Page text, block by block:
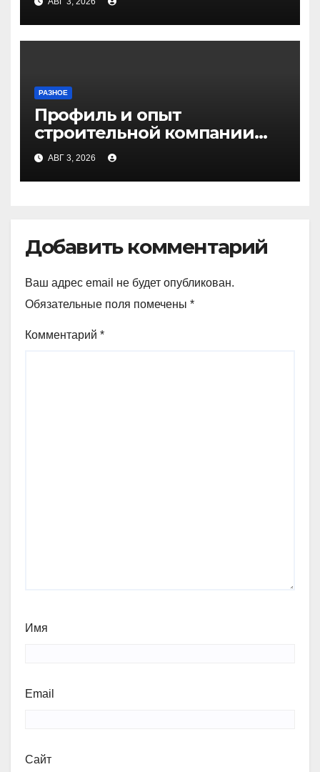
РАЗНОЕ
Профиль и опыт
строительной компании
Медичи
АВГ 3, 2026
Добавить комментарий
Ваш адрес email не будет опубликован.
Обязательные поля помечены *
Комментарий *
Имя
Email
Сайт